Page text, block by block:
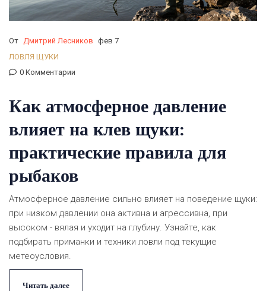
От Дмитрий Лесников фев 7
ЛОВЛЯ ЩУКИ
0 Комментарии
Как атмосферное давление
влияет на клев щуки:
практические правила для
рыбаков
Атмосферное давление сильно влияет на поведение щуки:
при низком давлении она активна и агрессивна, при
высоком - вялая и уходит на глубину. Узнайте, как
подбирать приманки и техники ловли под текущие
метеоусловия.
Читать далее